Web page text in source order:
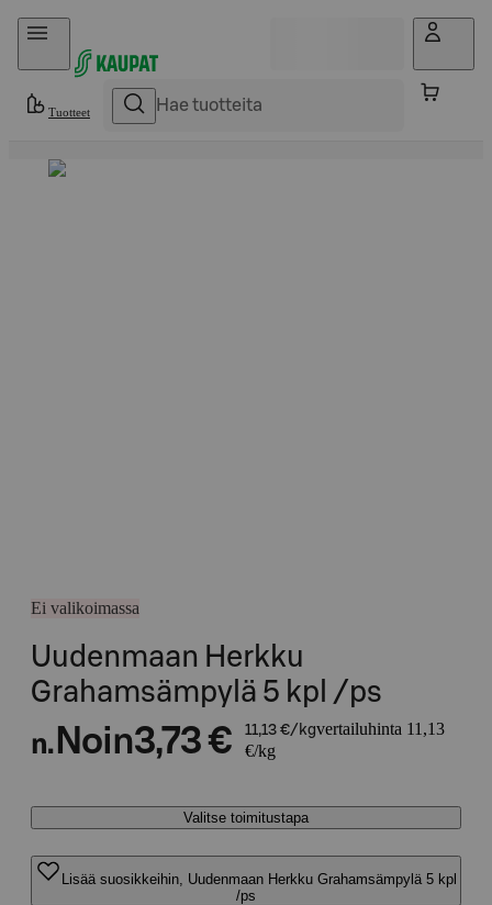
Hyppää sisältöön
Tuotteet
Ei valikoimassa
Uudenmaan Herkku
Grahamsämpylä 5 kpl /ps
n. Noin3,73 € 11,13 €/kgvertailuhinta 11,13
€/kg
Valitse toimitustapa
Lisää suosikkeihin, Uudenmaan Herkku Grahamsämpylä 5 kpl
/ps